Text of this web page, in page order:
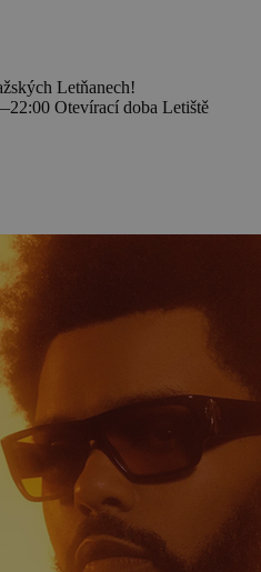
Letňanech!
Otevírací doba Letiště